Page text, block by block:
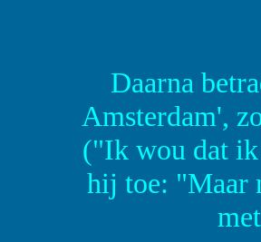
Daarna
Amsterdam',
("Ik wou dat ik
hij toe: "Maar